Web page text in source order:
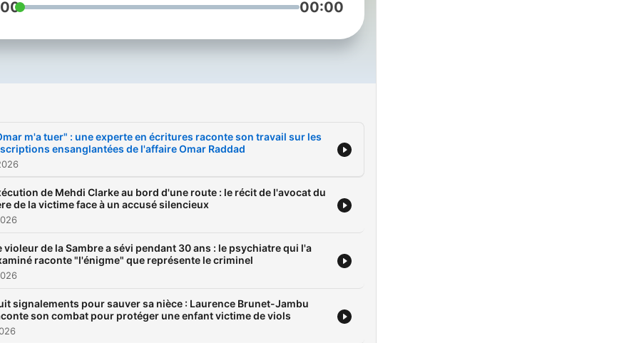
00:00
m'a tuer" : une experte en écritures raconte son travail sur les
ensanglantées de l'affaire Omar Raddad
de Mehdi Clarke au bord d'une route : le récit de l'avocat du
de la victime face à un accusé silencieux
violeur de la Sambre a sévi pendant 30 ans : le psychiatre qui l'a
raconte "l'énigme" que représente le criminel
signalements pour sauver sa nièce : Laurence Brunet-Jambu
son combat pour protéger une enfant victime de viols